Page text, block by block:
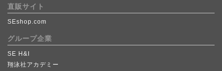
直販サイト
SEshop.com
グループ企業
SE H&I
翔泳社アカデミー